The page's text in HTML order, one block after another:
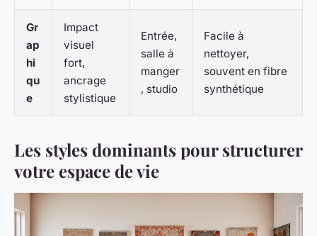
Gr
ap
hi
qu
e
Impact
visuel
fort,
ancrage
stylistique
Entrée,
salle à
manger
, studio
Facile à
nettoyer,
souvent en fibre
synthétique
Les styles dominants pour structurer
votre espace de vie